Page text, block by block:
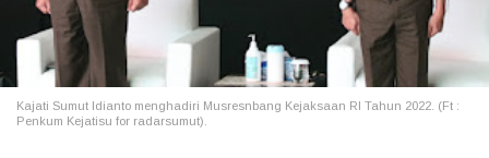
Kajati Sumut Idianto menghadiri Musresnbang Kejaksaan RI Tahun 2022. (Ft :
Penkum Kejatisu for radarsumut).